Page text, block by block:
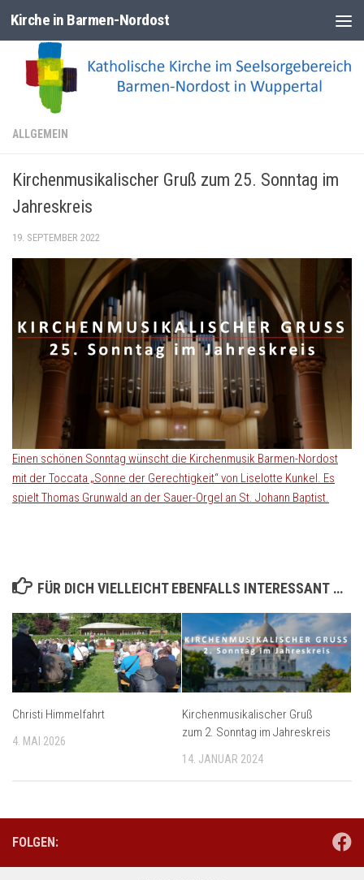
Zum Inhalt springen
Kirche in Barmen-Nordost
ALLGEMEIN
Kirchenmusikalischer Gruß zum 25. Sonntag im
Jahreskreis
19. SEPTEMBER 2022
Einen schönen Sonntag wünscht die Kirchenmusik Barmen-Nordost
mit der Toccata „Sonne der Gerechtigkeit“ von Liselotte Kunkel. Es
spielt Thomas Grunwald an der Sauer-Orgel an St. Johann Baptist.
FÜR DICH VIELLEICHT EBENFALLS INTERESSANT …
Christi Himmelfahrt
4. MAI 2026
Kirchenmusikalischer Gruß
zum 2. Sonntag im Jahreskreis
14. JANUAR 2024
FOLGEN: